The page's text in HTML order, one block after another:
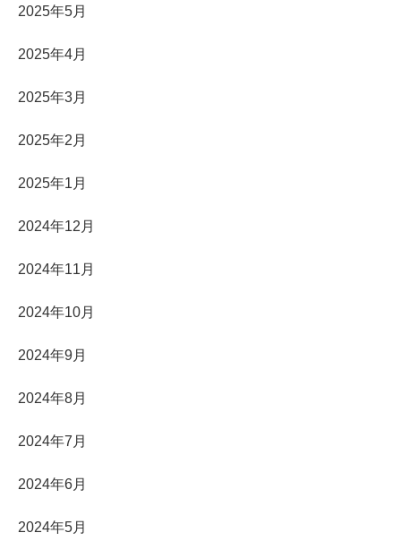
2025年5月
2025年4月
2025年3月
2025年2月
2025年1月
2024年12月
2024年11月
2024年10月
2024年9月
2024年8月
2024年7月
2024年6月
2024年5月